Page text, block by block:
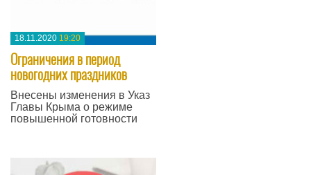
18.11.2020 19:20
Ограничения в период
новогодних праздников
Внесены изменения в Указ
Главы Крыма о режиме
повышенной готовности